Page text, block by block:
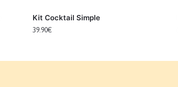
Kit Cocktail Simple
39.90€